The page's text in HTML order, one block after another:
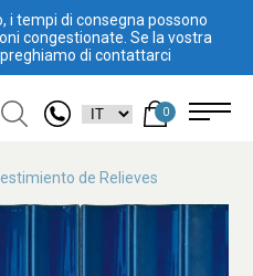
i tempi di consegna possono
congestionate. Se la vostra
di contattarci
0
de Relieves